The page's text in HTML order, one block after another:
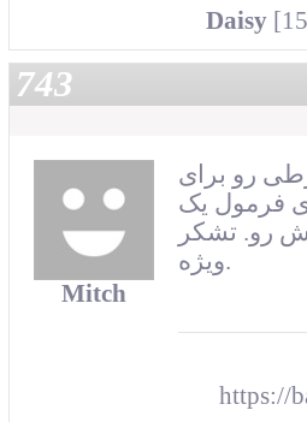
Daisy
743
Mitch
رو برای
فرمول یک
رو. تشکر
ویژه.
https://